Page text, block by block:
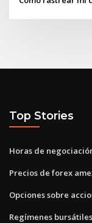
Top Stories
Horas de
Precios de forex
Opciones sobre
Regímenes